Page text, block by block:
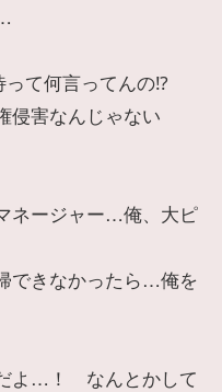
て何言ってんの⁉
侵害なんじゃない
ネージャー…俺、大ピ
できなかったら…俺を
だよ…！ なんとかして